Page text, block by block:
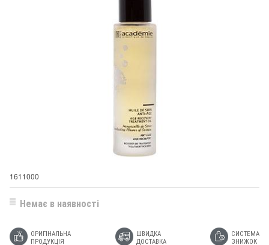
1611000
Немає в наявності
ОРИГІНАЛЬНА
ПРОДУКЦІЯ
ШВИДКА
ДОСТАВКА
СИСТЕМА
ЗНИЖОК